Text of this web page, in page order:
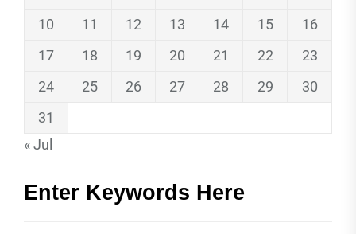
10
11 12 13 14 15
16
17
18 19 20 21 22
23
24
25 26 27 28 29
30
31
« Jul
Enter Keywords Here